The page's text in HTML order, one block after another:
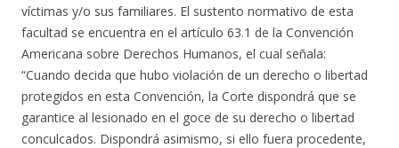
víctimas y/o sus familiares. El sustento normativo de esta
facultad se encuentra en el artículo 63.1 de la Convención
Americana sobre Derechos Humanos, el cual señala:
“Cuando decida que hubo violación de un derecho o libertad
protegidos en esta Convención, la Corte dispondrá que se
garantice al lesionado en el goce de su derecho o libertad
conculcados. Dispondrá asimismo, si ello fuera procedente,